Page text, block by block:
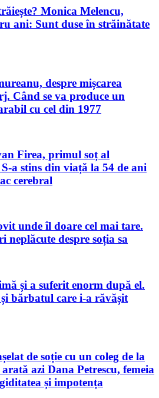
Monica Melencu,
ani: Sunt duse în străinătate
despre mișcarea
Când se va produce un
cu cel din 1977
Firea, primul soț al
a stins din viață la 54 de ani
cerebral
unde îl doare cel mai tare.
neplăcute despre soția sa
și a suferit enorm după el.
bărbatul care i-a răvășit
de soție cu un coleg de la
azi Dana Petrescu, femeia
și impotența